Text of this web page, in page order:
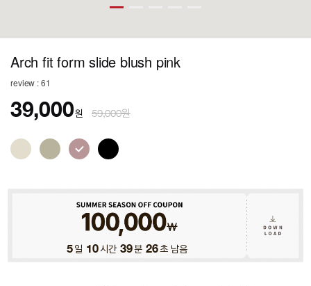
Arch fit form slide blush pink
review : 61
39,000원 59,000원
5일 10시간 39분 22초 남음